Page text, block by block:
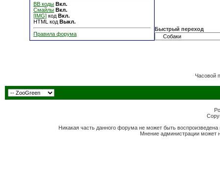
BB коды Вкл.
Смайлы Вкл.
[IMG] код Вкл.
HTML код Выкл.
Правила форума
Быстрый переход
Часовой
Никакая часть данного форума не может быть
Мнение администрации может